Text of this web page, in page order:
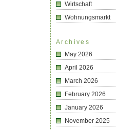
Wirtschaft
Wohnungsmarkt
Archives
May 2026
April 2026
March 2026
February 2026
January 2026
November 2025